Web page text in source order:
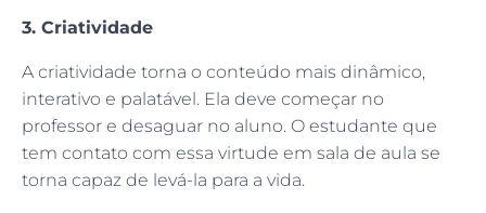
3. Criatividade
A criatividade torna o conteúdo mais dinâmico,
interativo e palatável. Ela deve começar no
professor e desaguar no aluno. O estudante que
tem contato com essa virtude em sala de aula se
torna capaz de levá-la para a vida.